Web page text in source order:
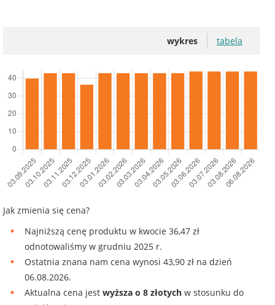
wykres tabela
Jak zmienia się cena?
Najniższą cenę produktu w kwocie 36,47 zł
odnotowaliśmy w grudniu 2025 r.
Ostatnia znana nam cena wynosi 43,90 zł na dzień
06.08.2026.
Aktualna cena jest wyższa o 8 złotych w stosunku do